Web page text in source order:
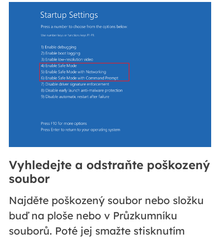
Vyhledejte a odstraňte poškozený
soubor
Najděte poškozený soubor nebo složku
buď na ploše nebo v Průzkumníku
souborů. Poté jej smažte stisknutím